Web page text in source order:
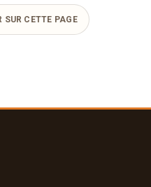
SUR CETTE PAGE